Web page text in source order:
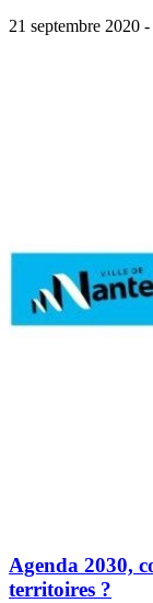
21 septembre 2020
Agenda 2030,
territoires ?